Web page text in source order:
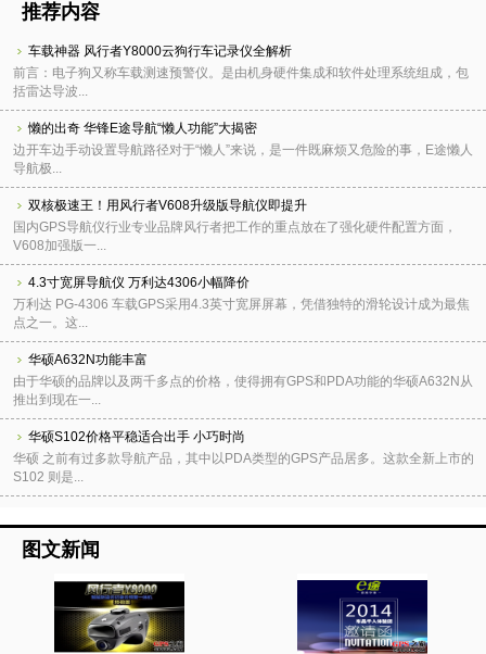
推荐内容
车载神器 风行者Y8000云狗行车记录仪全解析
前言：电子狗又称车载测速预警仪。是由机身硬件集成和软件处理系统组成，包
括雷达导波...
懒的出奇 华锋E途导航“懒人功能”大揭密
边开车边手动设置导航路径对于“懒人”来说，是一件既麻烦又危险的事，E途懒人
导航极...
双核极速王！用风行者V608升级版导航仪即提升
国内GPS导航仪行业专业品牌风行者把工作的重点放在了强化硬件配置方面，
V608加强版一...
4.3寸宽屏导航仪 万利达4306小幅降价
万利达 PG-4306 车载GPS采用4.3英寸宽屏屏幕，凭借独特的滑轮设计成为最焦
点之一。这...
华硕A632N功能丰富
由于华硕的品牌以及两千多点的价格，使得拥有GPS和PDA功能的华硕A632N从
推出到现在一...
华硕S102价格平稳适合出手 小巧时尚
华硕 之前有过多款导航产品，其中以PDA类型的GPS产品居多。这款全新上市的
S102 则是...
图文新闻